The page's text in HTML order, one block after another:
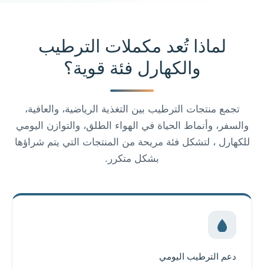
لماذا تُعد مكملات الترطيب
والكهارل فئة قوية؟
تجمع منتجات الترطيب بين التغذية الرياضية، والعافية،
والسفر، وأنماط الحياة في الهواء الطلق، والتوازن اليومي
للكهارل ، لتشكل فئة مريحة من المنتجات التي يتم شراؤها
بشكل متكرر.
دعم الترطيب اليومي